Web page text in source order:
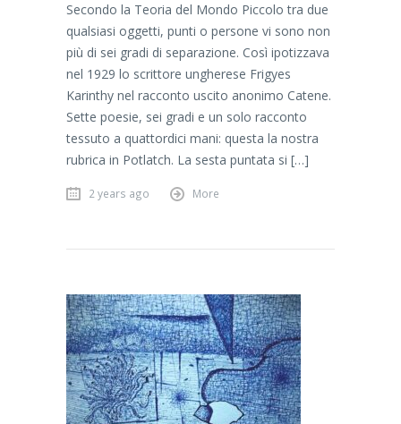
Secondo la Teoria del Mondo Piccolo tra due
qualsiasi oggetti, punti o persone vi sono non
più di sei gradi di separazione. Così ipotizzava
nel 1929 lo scrittore ungherese Frigyes
Karinthy nel racconto uscito anonimo Catene.
Sette poesie, sei gradi e un solo racconto
tessuto a quattordici mani: questa la nostra
rubrica in Potlatch. La sesta puntata si […]
2 years ago More